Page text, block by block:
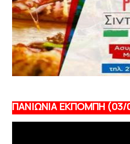
ΠΑΝΙΩΝΙΑ ΕΚΠΟΜΠΗ (03/